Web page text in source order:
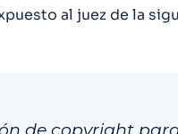
al juez de la
de copyright